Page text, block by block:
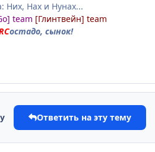
Них, Нах и Нунах...
team [Глинтвейн] team
остадо, сынок!
Ответить на эту тему